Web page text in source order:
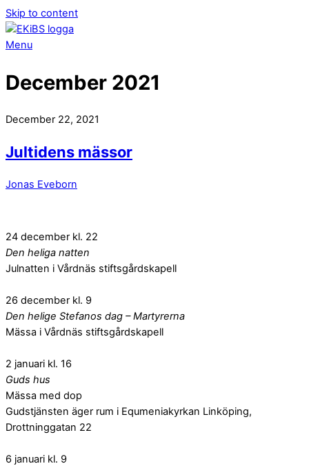
Skip to content
Menu
December 2021
December 22, 2021
Jultidens mässor
Jonas Eveborn
24 december kl. 22
Den heliga natten
Julnatten i Vårdnäs stiftsgårdskapell
26 december kl. 9
Den helige Stefanos dag – Martyrerna
Mässa i Vårdnäs stiftsgårdskapell
2 januari kl. 16
Guds hus
Mässa med dop
Gudstjänsten äger rum i Equmeniakyrkan Linköping,
Drottninggatan 22
6 januari kl. 9